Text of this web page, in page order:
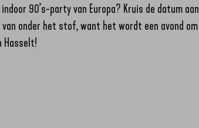
90’s-party van Europa? Kruis de datum aan
onder het stof, want het wordt een avond om
Hasselt!